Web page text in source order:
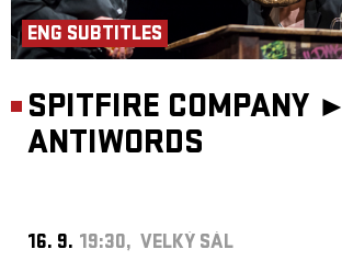
ENG SUBTITLES
SPITFIRE COMPANY ►
ANTIWORDS
16. 9. 19:30, VELKÝ SÁL